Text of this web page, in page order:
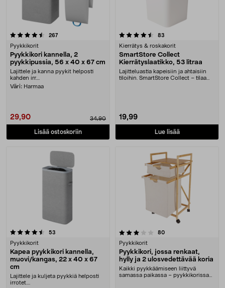
267arvostelut
Pyykkikorit
Pyykkikori kannella, 2
pyykkipussia, 56 x 40 x 67 cm
Lajittele ja kanna pyykit helposti
kahden irr....
Väri: Harmaa
29,90 34,90
Lisää ostoskoriin
4.5 viidestä tähdestä 83
Kierrätys & roskakorit
SmartStore Collect
Kierrätyslaatikko, 53 litraa
Lajitteluastia kapeisiin ja ahtaisiin
tiloihin. SmartStore Collect – tilaa
19,99
Lue lisää
53
Pyykkikorit
Kapea pyykkikori kannella,
muovi/kangas, 22 x 40 x 67
cm
Lajittele ja kuljeta pyykkiä helposti
irrotet....
3.5 viidestä tähdestä 80arvostelut
Pyykkikorit
Pyykkikori, jossa renkaat,
hylly ja 2 ulosvedettävää koria
Kaikki pyykkäämiseen liittyvä
samassa paikassa – pyykkikorissa